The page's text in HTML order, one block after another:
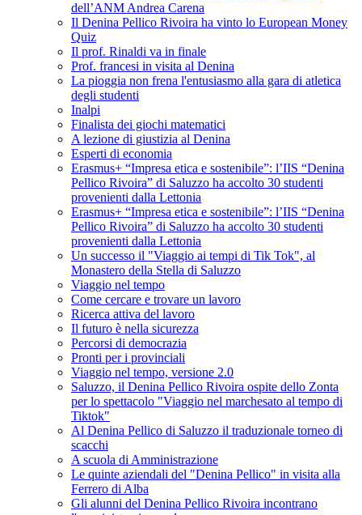
dell’ANM Andrea Carena
Il Denina Pellico Rivoira ha vinto lo European Money
Quiz
Il prof. Rinaldi va in finale
Prof. francesi in visita al Denina
La pioggia non frena l'entusiasmo alla gara di atletica
degli studenti
Inalpi
Finalista dei giochi matematici
A lezione di giustizia al Denina
Esperti di economia
Erasmus+ “Impresa etica e sostenibile”: l’IIS “Denina
Pellico Rivoira” di Saluzzo ha accolto 30 studenti
provenienti dalla Lettonia
Erasmus+ “Impresa etica e sostenibile”: l’IIS “Denina
Pellico Rivoira” di Saluzzo ha accolto 30 studenti
provenienti dalla Lettonia
Un successo il "Viaggio ai tempi di Tik Tok", al
Monastero della Stella di Saluzzo
Viaggio nel tempo
Come cercare e trovare un lavoro
Ricerca attiva del lavoro
Il futuro è nella sicurezza
Percorsi di democrazia
Pronti per i provinciali
Viaggio nel tempo, versione 2.0
Saluzzo, il Denina Pellico Rivoira ospite dello Zonta
per lo spettacolo "Viaggio nel marchesato al tempo di
Tiktok"
Al Denina Pellico di Saluzzo il traduzionale torneo di
scacchi
A scuola di Amministrazione
Le quinte aziendali del "Denina Pellico" in visita alla
Ferrero di Alba
Gli alunni del Denina Pellico Rivoira incontrano